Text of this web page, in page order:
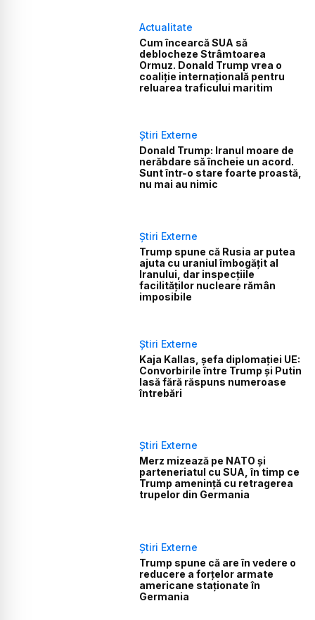
Actualitate
Cum încearcă SUA să
deblocheze Strâmtoarea
Ormuz. Donald Trump vrea o
coaliție internațională pentru
reluarea traficului maritim
Știri Externe
Donald Trump: Iranul moare de
nerăbdare să încheie un acord.
Sunt într-o stare foarte proastă,
nu mai au nimic
Știri Externe
Trump spune că Rusia ar putea
ajuta cu uraniul îmbogățit al
Iranului, dar inspecțiile
facilităților nucleare rămân
imposibile
Știri Externe
Kaja Kallas, șefa diplomației UE:
Convorbirile între Trump și Putin
lasă fără răspuns numeroase
întrebări
Știri Externe
Merz mizează pe NATO și
parteneriatul cu SUA, în timp ce
Trump amenință cu retragerea
trupelor din Germania
Știri Externe
Trump spune că are în vedere o
reducere a forțelor armate
americane staționate în
Germania